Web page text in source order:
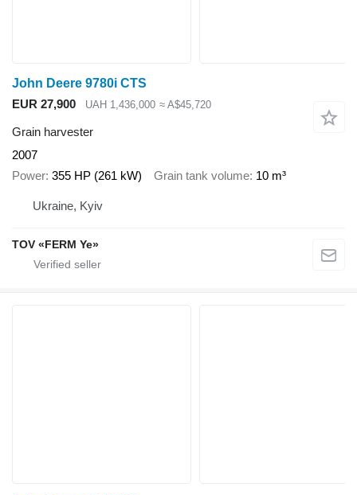
John Deere 9780i CTS
EUR 27,900
UAH 1,436,000 ≈ A$45,720
Grain harvester
2007
Power 355 HP (261 kW) Grain tank volume 10 m³
Ukraine, Kyiv
TOV «FERM Ye»